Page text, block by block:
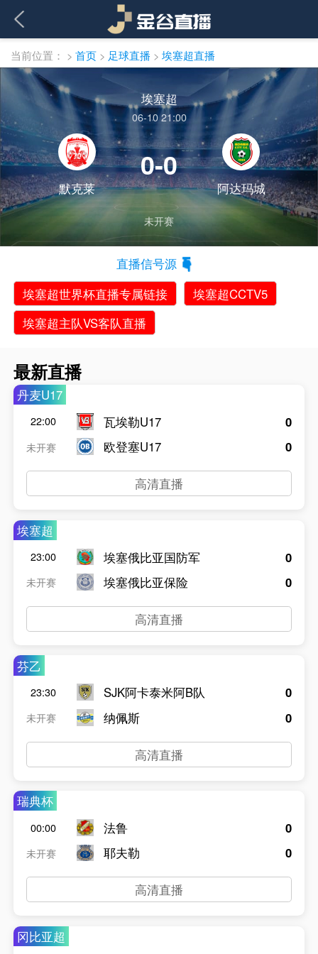
当前位置： > 首页 > 足球直播 > 埃塞超直播
埃塞超
06-10 21:00
默克莱
0-0
阿达玛城
未开赛
直播信号源
埃塞超世界杯直播专属链接
埃塞超CCTV5
埃塞超主队VS客队直播
最新直播
丹麦U17
22:00
未开赛
瓦埃勒U17
欧登塞U17
0
0
高清直播
埃塞超
23:00
未开赛
埃塞俄比亚国防军
埃塞俄比亚保险
0
0
高清直播
芬乙
23:30
未开赛
SJK阿卡泰米阿B队
纳佩斯
0
0
高清直播
瑞典杯
00:00
未开赛
法鲁
耶夫勒
0
0
高清直播
冈比亚超